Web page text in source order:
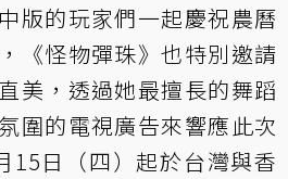
版的玩家們一起慶祝農曆
《怪物彈珠》也特別邀請
美，透過她最擅長的舞蹈
圍的電視廣告來響應此次
15日（四）起於台灣與香